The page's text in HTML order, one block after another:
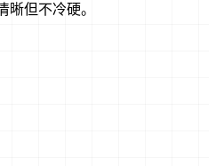
晰但不冷硬。